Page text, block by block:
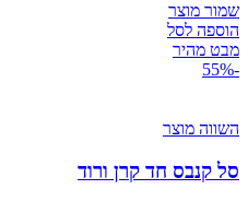
שמור מוצר
הוספה לסל
מבט מהיר
-55%
השווה מוצר
סל קנבס חד קרן ורוד